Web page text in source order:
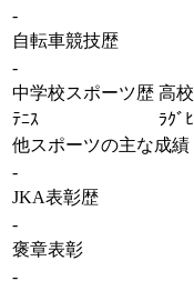
-
自転車競技歴
-
中学校スポーツ歴 高
ﾃﾆｽ
ﾗｸﾞ
他スポーツの主な成績
-
JKA表彰歴
-
褒章表彰
-